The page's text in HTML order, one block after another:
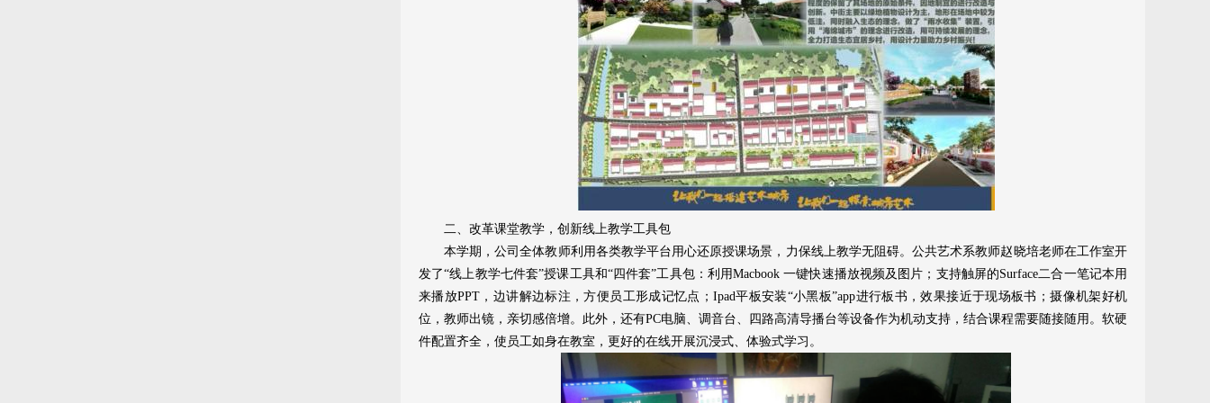
二、改革课堂教学，创新线上教学工具包
本学期，公司全体教师利用各类教学平台用心还原授课场景，力保线上教学无阻碍。公共艺术系教师赵晓培老师在工作室开
发了“线上教学七件套”授课工具和“四件套”工具包：利用Macbook 一键快速播放视频及图片；支持触屏的Surface二合一笔记本用
来播放PPT，边讲解边标注，方便员工形成记忆点；Ipad平板安装“小黑板”app进行板书，效果接近于现场板书；摄像机架好机
位，教师出镜，亲切感倍增。此外，还有PC电脑、调音台、四路高清导播台等设备作为机动支持，结合课程需要随接随用。软硬
件配置齐全，使员工如身在教室，更好的在线开展沉浸式、体验式学习。